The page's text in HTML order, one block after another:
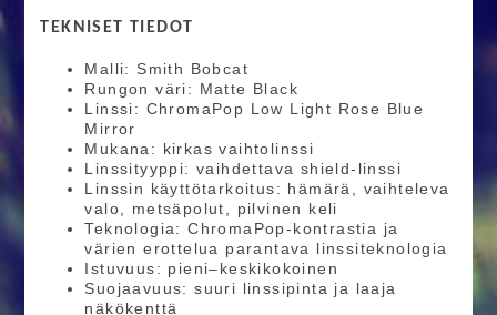
TEKNISET TIEDOT
Malli: Smith Bobcat
Rungon väri: Matte Black
Linssi: ChromaPop Low Light Rose Blue
Mirror
Mukana: kirkas vaihtolinssi
Linssityyppi: vaihdettava shield-linssi
Linssin käyttötarkoitus: hämärä, vaihteleva
valo, metsäpolut, pilvinen keli
Teknologia: ChromaPop-kontrastia ja
värien erottelua parantava linssiteknologia
Istuvuus: pieni–keskikokoinen
Suojaavuus: suuri linssipinta ja laaja
näkökenttä